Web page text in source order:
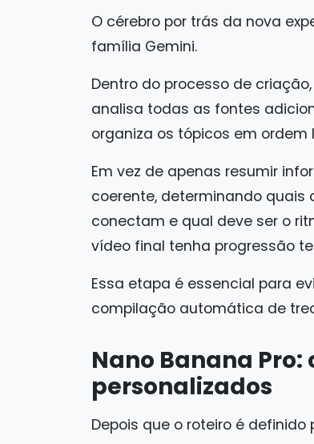
O cérebro por trás da nova
família Gemini.
Dentro do processo de
analisa todas as fontes
organiza os tópicos em
Em vez de apenas resumir
coerente, determinando
conectam e qual deve ser o
vídeo final tenha progressão
Essa etapa é essencial para
compilação automática de
Nano Banana
personalizados
Depois que o roteiro é definido